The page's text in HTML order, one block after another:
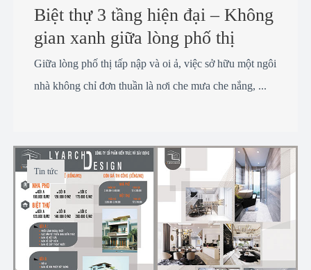
Biệt thự 3 tầng hiện đại – Không
gian xanh giữa lòng phố thị
Giữa lòng phố thị tấp nập và oi ả, việc sở hữu một ngôi
nhà không chỉ đơn thuần là nơi che mưa che nắng, ...
Tin tức